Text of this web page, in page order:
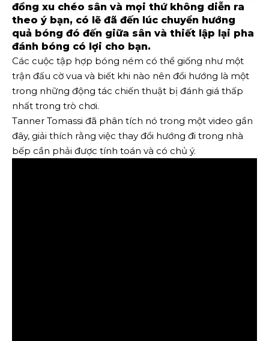
đồng xu chéo sân và mọi thứ không diễn ra
theo ý bạn, có lẽ đã đến lúc chuyển hướng
quả bóng đó đến giữa sân và thiết lập lại pha
đánh bóng có lợi cho bạn.
Các cuộc tập hợp bóng ném có thể giống như một
trận đấu cờ vua và biết khi nào nên đổi hướng là một
trong những động tác chiến thuật bị đánh giá thấp
nhất trong trò chơi.
Tanner Tomassi đã phân tích nó trong một video gần
đây, giải thích rằng việc thay đổi hướng đi trong nhà
bếp cần phải được tính toán và có chủ ý.